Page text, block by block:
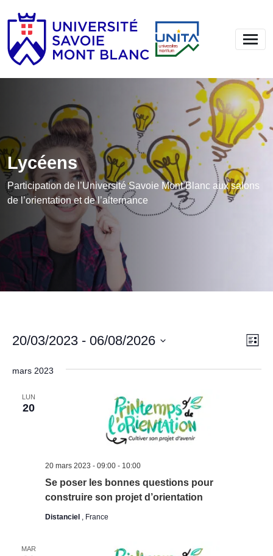
Lycéens
Participation de l’Université Savoie Mont Blanc aux salons
de l’orientation et de l’alternance
Liste
20/03/2023 - 06/08/2026
une
mars 2023
LUN
20
Se poser les bonnes questions pour
construire son projet d’orientation
20 mars 2023 - 09:00- 10:00
Distanciel , France
MAR